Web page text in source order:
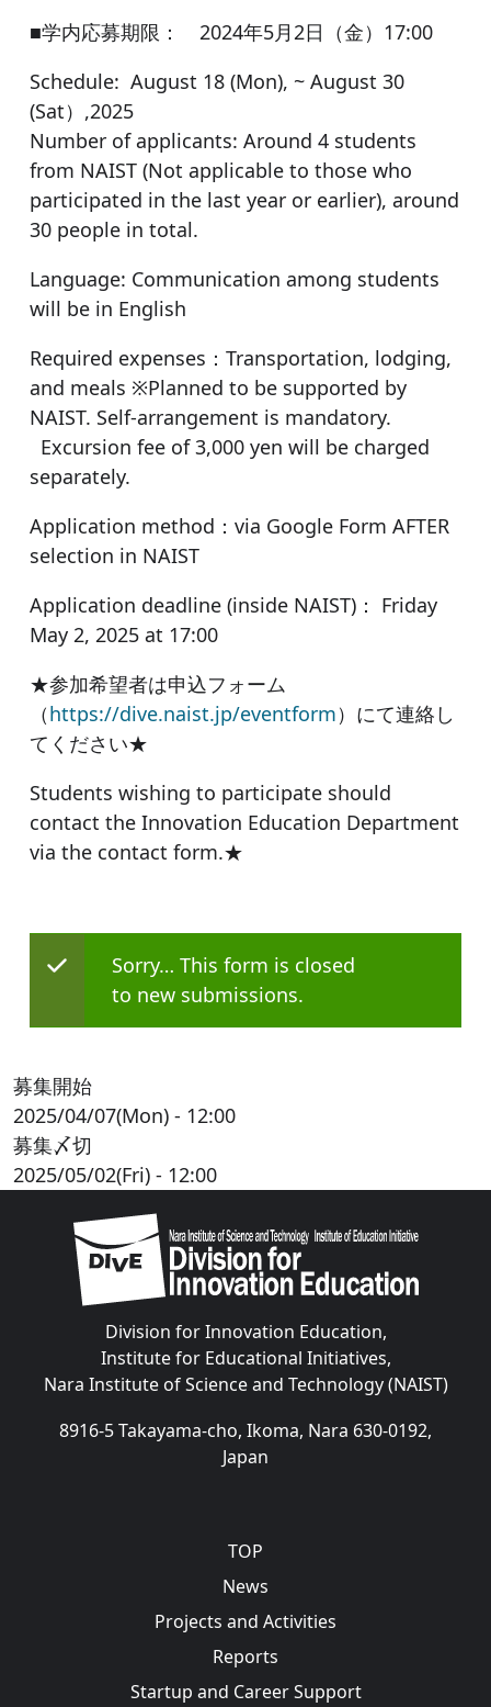
■学内応募期限： 2024年5月2日（金）17:00
Schedule: August 18 (Mon), ~ August 30
(Sat）,2025
Number of applicants: Around 4 students
from NAIST (Not applicable to those who
participated in the last year or earlier), around
30 people in total.
Language: Communication among students
will be in English
Required expenses：Transportation, lodging,
and meals ※Planned to be supported by
NAIST. Self-arrangement is mandatory.
Excursion fee of 3,000 yen will be charged
separately.
Application method：via Google Form AFTER
selection in NAIST
Application deadline (inside NAIST)： Friday
May 2, 2025 at 17:00
★参加希望者は申込フォーム
（https://dive.naist.jp/eventform）にて連絡し
てください★
Students wishing to participate should
contact the Innovation Education Department
via the contact form.★
Status message
Sorry… This form is closed
to new submissions.
募集開始
2025/04/07(Mon) - 12:00
募集〆切
2025/05/02(Fri) - 12:00
Image
Division for Innovation Education,
Institute for Educational Initiatives,
Nara Institute of Science and Technology (NAIST)
8916-5 Takayama-cho, Ikoma, Nara 630-0192,
Japan
TOP
News
Projects and Activities
Reports
Startup and Career Support